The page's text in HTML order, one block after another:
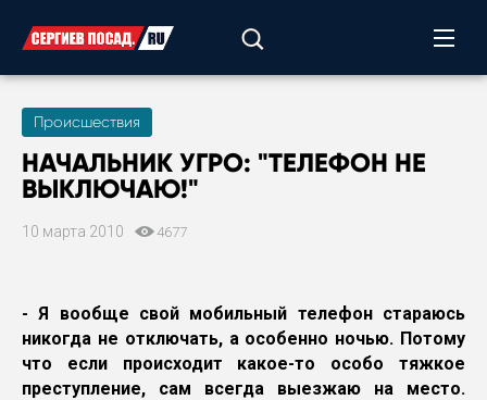
Происшествия
НАЧАЛЬНИК УГРО: "ТЕЛЕФОН НЕ
ВЫКЛЮЧАЮ!"
10 марта 2010 4677
- Я вообще свой мобильный телефон стараюсь
никогда не отключать, а особенно ночью. Потому
что если происходит какое-то особо тяжкое
преступление, сам всегда выезжаю на место.